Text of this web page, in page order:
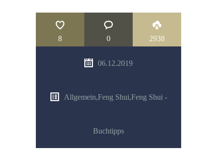
8 0 2938
06.12.2019
Allgemein,Feng Shui,Feng Shui -
Buchtipps